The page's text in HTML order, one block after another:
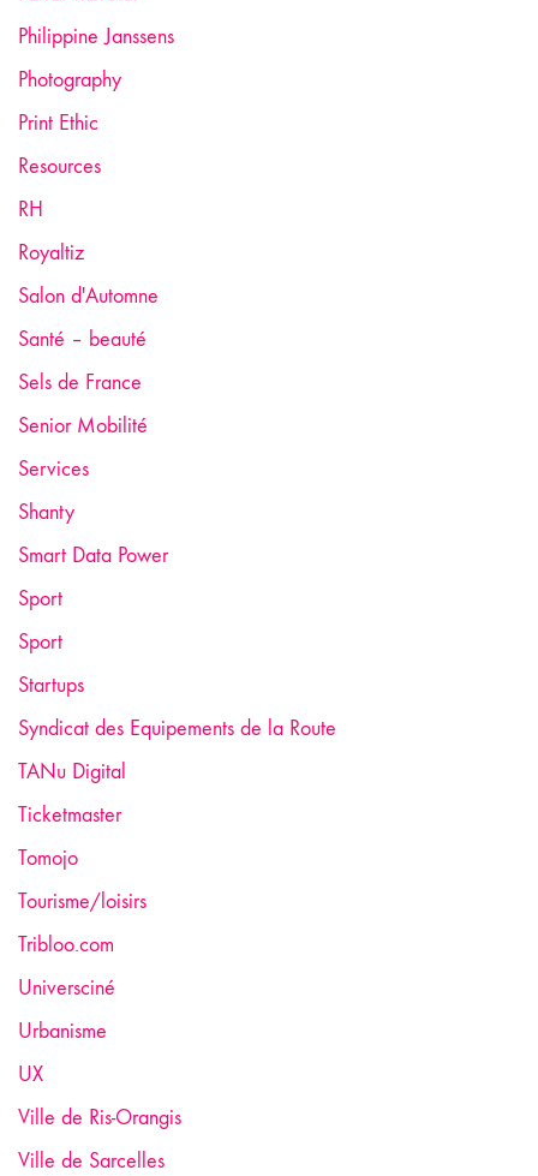
Philippine Janssens
Photography
Print Ethic
Resources
RH
Royaltiz
Salon d'Automne
Santé – beauté
Sels de France
Senior Mobilité
Services
Shanty
Smart Data Power
Sport
Sport
Startups
Syndicat des Equipements de la Route
TANu Digital
Ticketmaster
Tomojo
Tourisme/loisirs
Tribloo.com
Universciné
Urbanisme
UX
Ville de Ris-Orangis
Ville de Sarcelles